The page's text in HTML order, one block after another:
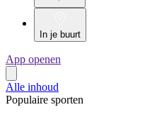
In je buurt
App openen
Alle inhoud
Populaire sporten